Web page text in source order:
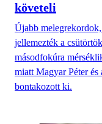
követeli
Újabb
jellemezték a
másodfokúra
miatt Magyar Péter
bontakozott ki.